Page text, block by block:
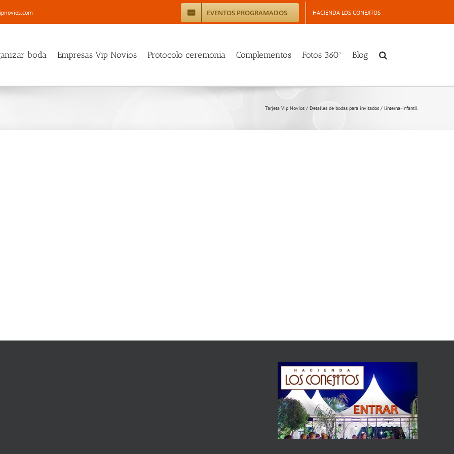
EVENTOS PROGRAMADOS HACIENDA LOS CONEJITOS
boda Empresas Vip Novios Protocolo ceremonia Complementos Fotos 360º Blog
Tarjeta Vip Novios / Detalles de bodas para invitados / linterna-infantil